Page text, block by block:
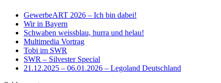
GewerbeART 2026 – Ich bin dabei!
Wir in Bayern
Schwaben weissblau, hurra und helau!
Multimedia Vortrag
Tobi im SWR
SWR – Silvester Special
21.12.2025 – 06.01.2026 – Legoland Deutschland